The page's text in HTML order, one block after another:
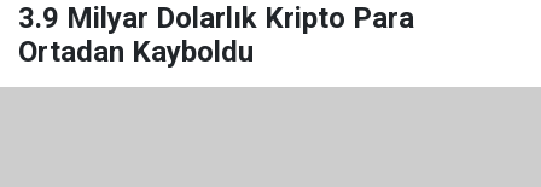
3.9 Milyar Dolarlık Kripto Para
Ortadan Kayboldu